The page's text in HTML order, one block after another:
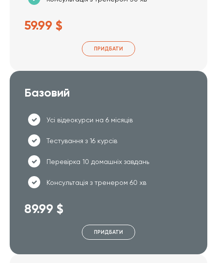
59.99 $
ПРИДБАТИ
Базовий
Усі відеокурси на 6 місяців
Тестування з 16 курсів
Перевірка 10 домашніх завдань
Консультація з тренером 60 хв
89.99 $
ПРИДБАТИ